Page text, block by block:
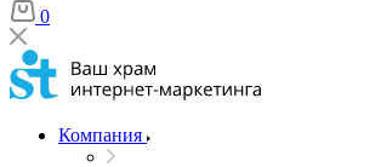
0
Компания